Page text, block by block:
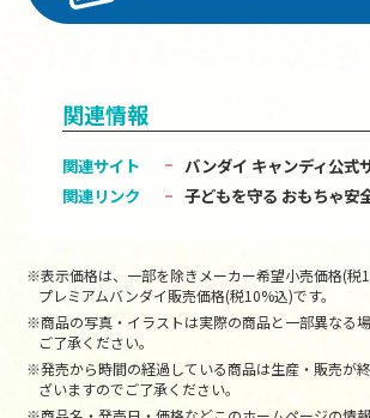
関連情報
関連サイト
バンダイ キャンディ公式
関連リンク
子どもを守る おもちゃ安
※表示価格は、一部を除きメーカー希望小売価格(税
プレミアムバンダイ販売価格(税10%込)です。
※商品の写真・イラストは実際の商品と一部異なる
ご了承ください。
※発売から時間の経過している商品は生産・販売が
ざいますのでご了承ください。